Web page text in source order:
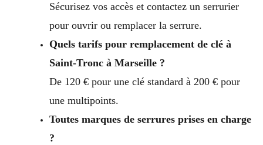
Sécurisez vos accès et contactez un serrurier
pour ouvrir ou remplacer la serrure.
Quels tarifs pour remplacement de clé à
Saint-Tronc à Marseille ?
De 120 € pour une clé standard à 200 € pour
une multipoints.
Toutes marques de serrures prises en charge
?